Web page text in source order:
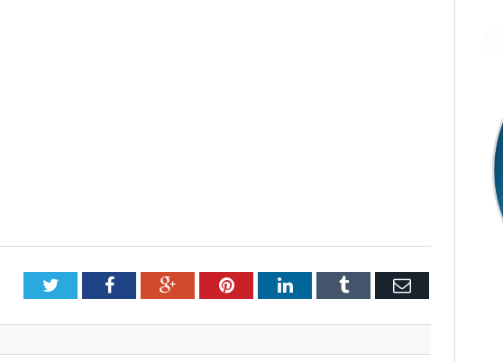
TwitterFacebookGoogle+PinterestLinkedInTumblr Email